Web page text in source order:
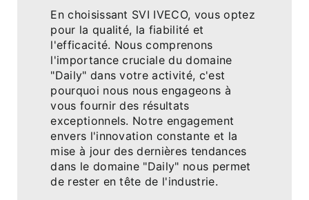
En choisissant SVI IVECO, vous optez
pour la qualité, la fiabilité et
l'efficacité. Nous comprenons
l'importance cruciale du domaine
"Daily" dans votre activité, c'est
pourquoi nous nous engageons à
vous fournir des résultats
exceptionnels. Notre engagement
envers l'innovation constante et la
mise à jour des dernières tendances
dans le domaine "Daily" nous permet
de rester en tête de l'industrie.